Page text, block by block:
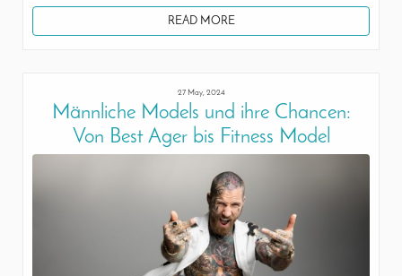
READ MORE
27 May, 2024
Männliche Models und ihre Chancen:
Von Best Ager bis Fitness Model